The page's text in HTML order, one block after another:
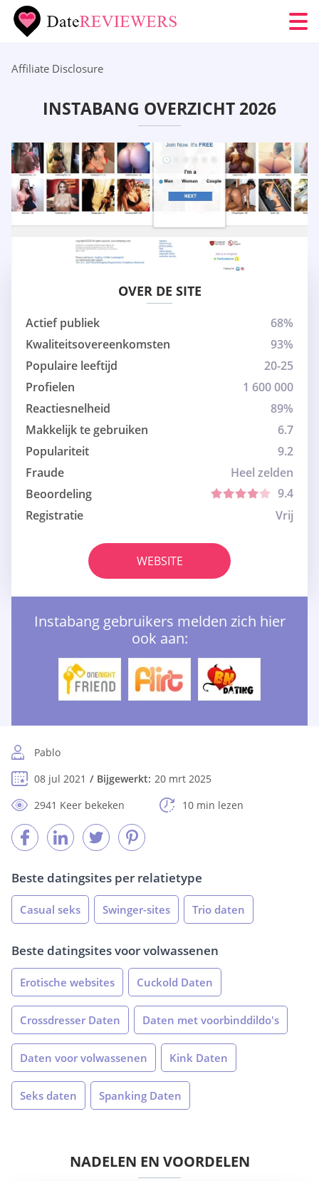
Affiliate Disclosure
INSTABANG OVERZICHT 2026
OVER DE SITE
Actief publiek
68%
Kwaliteitsovereenkomsten
93%
Populaire leeftijd
20-25
Profielen
1 600 000
Reactiesnelheid
89%
Makkelijk te gebruiken
6.7
Populariteit
9.2
Fraude
Heel zelden
Beoordeling
9.4
Registratie
Vrij
WEBSITE
Instabang gebruikers melden zich hier
ook aan:
Pablo
08 jul 2021
Bijgewerkt: 20 mrt 2025
2941 Keer bekeken
10 min lezen
Beste datingsites per relatietype
Casual seks Swinger-sites Trio daten
Beste datingsites voor volwassenen
Erotische websites Cuckold Daten
Crossdresser Daten Daten met voorbinddildo's
Daten voor volwassenen Kink Daten
Seks daten Spanking Daten
NADELEN EN VOORDELEN